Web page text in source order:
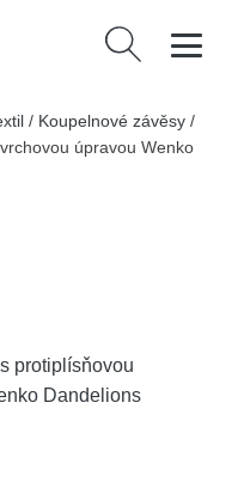
Vyhledávání
/ Koupelnové závěsy /
úpravou Wenko